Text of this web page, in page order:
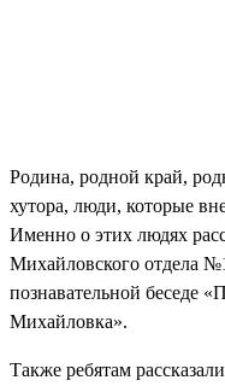
Родина, родной край,
хутора, люди, которые
Именно о этих людях
Михайловского отдела
познавательной беседе
Михайловка».
Также ребятам